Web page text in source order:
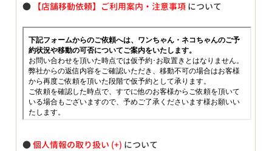
● 【店舗移動依頼】ご利用案内・注意事項 について
●個人情報の取り扱い について